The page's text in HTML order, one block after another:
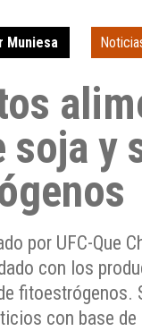
Muniesa
soja y
por UFC-Que
con los
fitoestrógenos.
con base